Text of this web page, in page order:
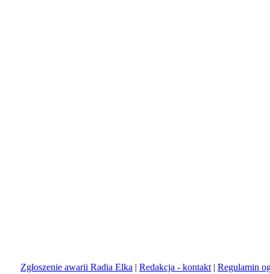
Zgłoszenie awarii Radia Elka | Redakcja - kontakt | Regulamin